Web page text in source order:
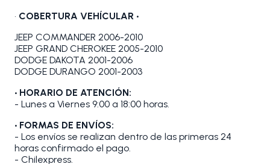
• COBERTURA VEHÍCULAR •
JEEP COMMANDER 2006-2010
JEEP GRAND CHEROKEE 2005-2010
DODGE DAKOTA 2001-2006
DODGE DURANGO 2001-2003
• HORARIO DE ATENCIÓN:
- Lunes a Viernes 9:00 a 18:00 horas.
• FORMAS DE ENVÍOS:
- Los envíos se realizan dentro de las primeras 24
horas confirmado el pago.
- Chilexpress.